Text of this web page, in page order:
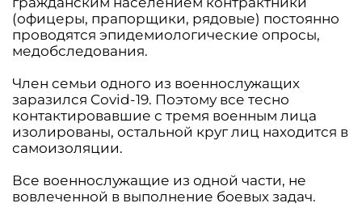
(офицеры, прапорщики, рядовые) постоянно
проводятся эпидемиологические опросы,
медобследования.
Член семьи одного из военнослужащих
заразился Covid-19. Поэтому все тесно
контактировавшие с тремя военным лица
изолированы, остальной круг лиц находится в
самоизоляции.
Все военнослужащие из одной части, не
вовлеченной в выполнение боевых задач.